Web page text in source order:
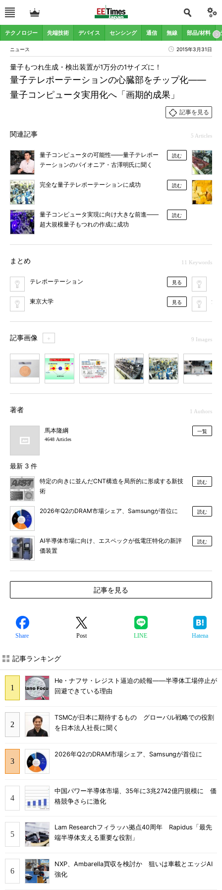
テクノロジー 先端技術 デバイス センシング 通信 無線 部品/材料
ニュース 2015年3月31日
量子テレポーテーションの心臓部をチップ化――
量子コンピュータ実用化へ「画期的成果」
量子もつれ生成・検出装置が1万分の1サイズに！
記事を見る
関連記事 5 Articles
量子コンピュータの可能性――量子テレポー
テーションのパイオニア・古澤明氏に聞く
読む
完全な量子テレポーテーションに成功 読む
量子コンピュータ実現に向け大きな前進――
超大規模量子もつれの作成に成功
読む
まとめ 11 Keywords
テレポーテーション 見る
東京大学 見る 量
記事画像 ＋ 9 Images
著者 1 Authors
馬本隆綱
4648 Articles
一覧
最新 3 件
特定の向きに並んだCNT構造を局所的に形成する新技
術
読む
2026年Q2のDRAM市場シェア、Samsungが首位に 読む
AI半導体市場に向け、エスペックが低電圧特化の新評
価装置
読む
記事を見る
Share Post LINE Hatena
記事ランキング
He・ナフサ・レジスト逼迫の続報――半導体工場停止が
回避できている理由
TSMCが日本に期待するもの グローバル戦略での役割
を日本法人社長に聞く
2026年Q2のDRAM市場シェア、Samsungが首位に
中国パワー半導体市場、35年に3兆2742億円規模に 価
格競争さらに激化
Lam Researchフィラッハ拠点40周年 Rapidus「最先
端半導体支える重要な役割」
NXP、Ambarella買収を検討か 狙いは車載とエッジAI
強化